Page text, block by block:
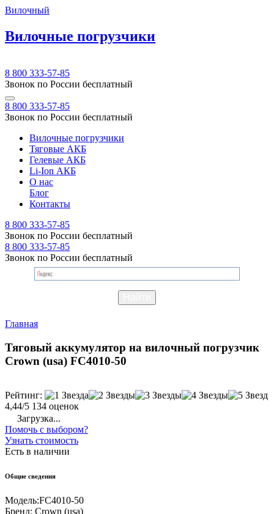
Вилочный
Вилочные погрузчики
8 800 333-57-85
Звонок по России бесплатный
8 800 333-57-85
Звонок по России бесплатный
Вилочные погрузчики
Тяговые АКБ
Гелевые АКБ
Li-Ion АКБ
О нас
Блог
Контакты
8 800 333-57-85
Звонок по России бесплатный
8 800 333-57-85
Звонок по России бесплатный
Главная
Тяговый аккумулятор на вилочный погрузчик
Crown (usa) FC4010-50
Рейтинг:
4,44/5 134 оценок
Загрузка...
Помочь с выбором?
Узнать стоимость
Есть в наличии
Общие сведения
Модель:FC4010-50
Бренд: Crown (usa)